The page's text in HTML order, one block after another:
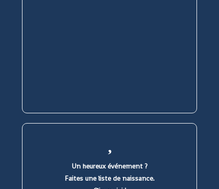
Un heureux événement ?
Faites une liste de naissance.